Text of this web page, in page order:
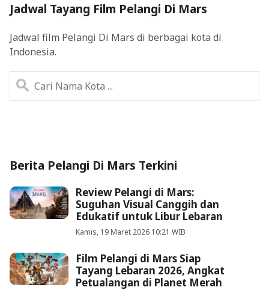
Jadwal Tayang Film Pelangi Di Mars
Jadwal film Pelangi Di Mars di berbagai kota di
Indonesia.
Berita Pelangi Di Mars Terkini
Review Pelangi di Mars:
Suguhan Visual Canggih dan
Edukatif untuk Libur Lebaran
Kamis, 19 Maret 2026 10:21 WIB
Film Pelangi di Mars Siap
Tayang Lebaran 2026, Angkat
Petualangan di Planet Merah